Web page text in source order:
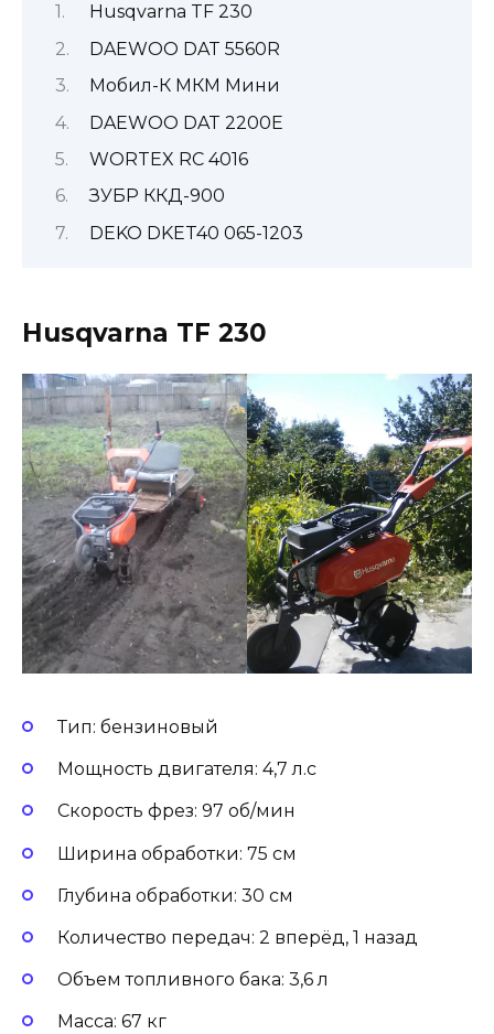
Husqvarna TF 230
DAEWOO DAT 5560R
Мобил-К МКМ Мини
DAEWOO DAT 2200Е
WORTEX RC 4016
ЗУБР ККД-900
DEKO DKET40 065-1203
Husqvarna TF 230
Тип: бензиновый
Мощность двигателя: 4,7 л.с
Скорость фрез: 97 об/мин
Ширина обработки: 75 см
Глубина обработки: 30 см
Количество передач: 2 вперёд, 1 назад
Объем топливного бака: 3,6 л
Масса: 67 кг